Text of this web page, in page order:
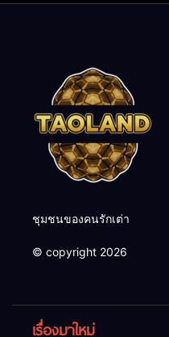
ชุมชนของคนรักเต่า
© copyright 2026
เรื่องมาใหม่